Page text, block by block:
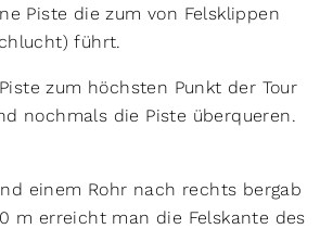
Piste die zum von Felsklippen
führt.
zum höchsten Punkt der Tour
nochmals die Piste überqueren.
einem Rohr nach rechts bergab
m erreicht man die Felskante des